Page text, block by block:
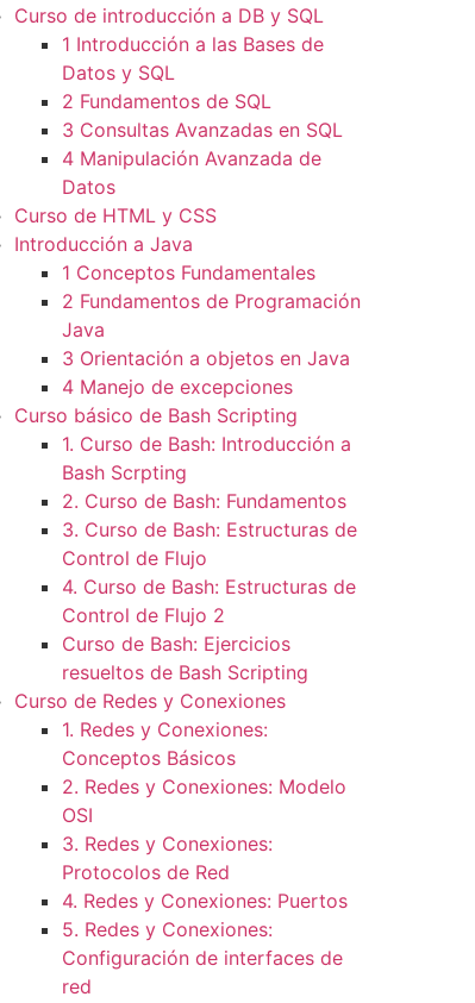
Curso de introducción a DB y SQL
1 Introducción a las Bases de
Datos y SQL
2 Fundamentos de SQL
3 Consultas Avanzadas en SQL
4 Manipulación Avanzada de
Datos
Curso de HTML y CSS
Introducción a Java
1 Conceptos Fundamentales
2 Fundamentos de Programación
Java
3 Orientación a objetos en Java
4 Manejo de excepciones
Curso básico de Bash Scripting
1. Curso de Bash: Introducción a
Bash Scrpting
2. Curso de Bash: Fundamentos
3. Curso de Bash: Estructuras de
Control de Flujo
4. Curso de Bash: Estructuras de
Control de Flujo 2
Curso de Bash: Ejercicios
resueltos de Bash Scripting
Curso de Redes y Conexiones
1. Redes y Conexiones:
Conceptos Básicos
2. Redes y Conexiones: Modelo
OSI
3. Redes y Conexiones:
Protocolos de Red
4. Redes y Conexiones: Puertos
5. Redes y Conexiones:
Configuración de interfaces de
red